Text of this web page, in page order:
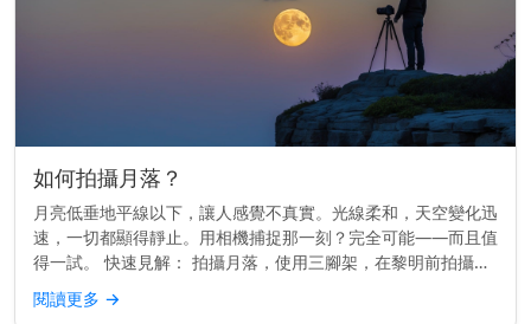
如何拍攝月落？
月亮低垂地平線以下，讓人感覺不真實。光線柔和，天空變化迅
速，一切都顯得靜止。用相機捕捉那一刻？完全可能——而且值
得一試。 快速見解： 拍攝月落，使用三腳架，在黎明前拍攝，
並用月落應用程式或日曆來規劃時間。 時間掌握一切 最佳的月
落照片通常在...
閱讀更多 →